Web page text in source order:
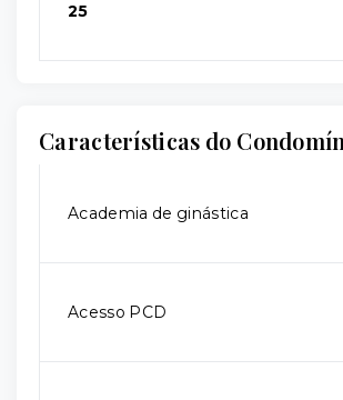
25
Características do
Academia de ginástica
Acesso PCD